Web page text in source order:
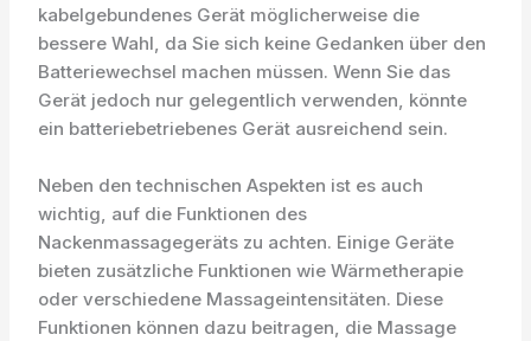
kabelgebundenes Gerät möglicherweise die
bessere Wahl, da Sie sich keine Gedanken über den
Batteriewechsel machen müssen. Wenn Sie das
Gerät jedoch nur gelegentlich verwenden, könnte
ein batteriebetriebenes Gerät ausreichend sein.
Neben den technischen Aspekten ist es auch
wichtig, auf die Funktionen des
Nackenmassagegeräts zu achten. Einige Geräte
bieten zusätzliche Funktionen wie Wärmetherapie
oder verschiedene Massageintensitäten. Diese
Funktionen können dazu beitragen, die Massage